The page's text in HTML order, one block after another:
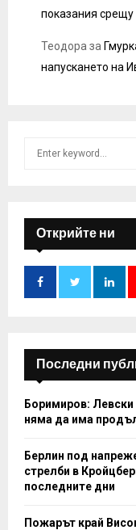
показания
Теодора за
напускането на
f
o
:
Открийте ни
Последни
Боримиров:
няма да има
Берлин под
стрелби в
последните дни
Пожарът край